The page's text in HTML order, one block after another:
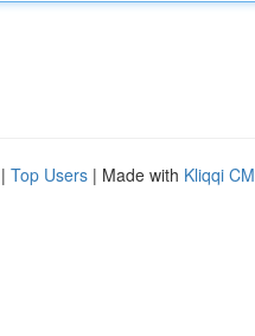
| Top Users | Made with Kliqqi